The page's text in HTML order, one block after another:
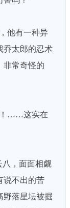
他有一种异
乔太郎的忍术
非常奇怪的
……这实在
，面面相觑
说不出的苦
野落星坛被掘